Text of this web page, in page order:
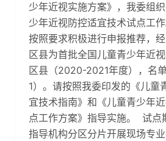
少年近视实施方案》，我委组
少年近视防控适宜技术试点工作
按照要求积极进行申报推荐，
区县为首批全国儿童青少年近
区县（2020-2021年度），名
1）。请按照我委印发的《儿童
宜技术指南》和《儿童青少年
点工作方案》指导实施。 试点
指导机构分区分片开展现场专